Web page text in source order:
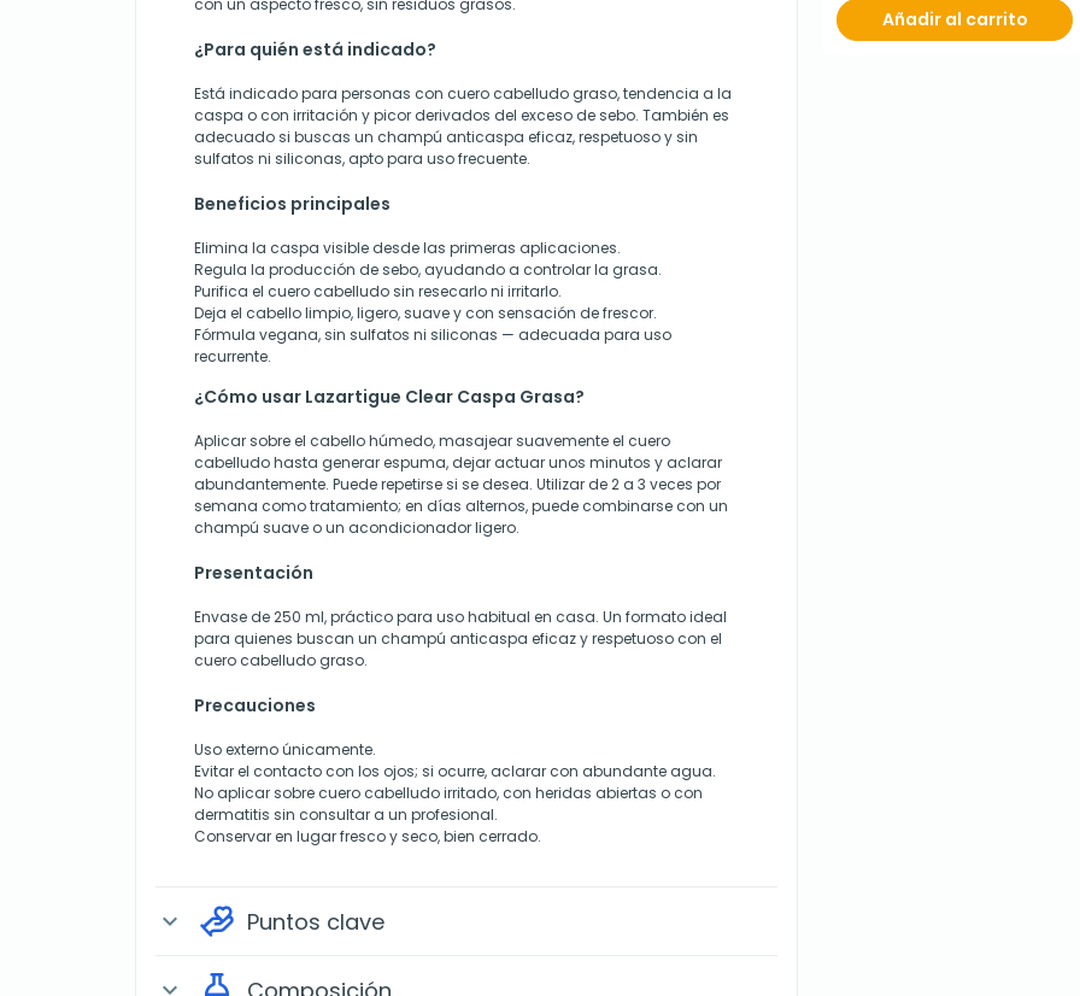
con un aspecto fresco, sin residuos grasos.
¿Para quién está indicado?
Está indicado para personas con cuero cabelludo graso, tendencia a la
caspa o con irritación y picor derivados del exceso de sebo. También es
adecuado si buscas un champú anticaspa eficaz, respetuoso y sin
sulfatos ni siliconas, apto para uso frecuente.
Beneficios principales
Elimina la caspa visible desde las primeras aplicaciones.
Regula la producción de sebo, ayudando a controlar la grasa.
Purifica el cuero cabelludo sin resecarlo ni irritarlo.
Deja el cabello limpio, ligero, suave y con sensación de frescor.
Fórmula vegana, sin sulfatos ni siliconas — adecuada para uso
recurrente.
¿Cómo usar Lazartigue Clear Caspa Grasa?
Aplicar sobre el cabello húmedo, masajear suavemente el cuero
cabelludo hasta generar espuma, dejar actuar unos minutos y aclarar
abundantemente. Puede repetirse si se desea. Utilizar de 2 a 3 veces por
semana como tratamiento; en días alternos, puede combinarse con un
champú suave o un acondicionador ligero.
Presentación
Envase de 250 ml, práctico para uso habitual en casa. Un formato ideal
para quienes buscan un champú anticaspa eficaz y respetuoso con el
cuero cabelludo graso.
Precauciones
Uso externo únicamente.
Evitar el contacto con los ojos; si ocurre, aclarar con abundante agua.
No aplicar sobre cuero cabelludo irritado, con heridas abiertas o con
dermatitis sin consultar a un profesional.
Conservar en lugar fresco y seco, bien cerrado.
expand_more Puntos clave
Añadir al carrito